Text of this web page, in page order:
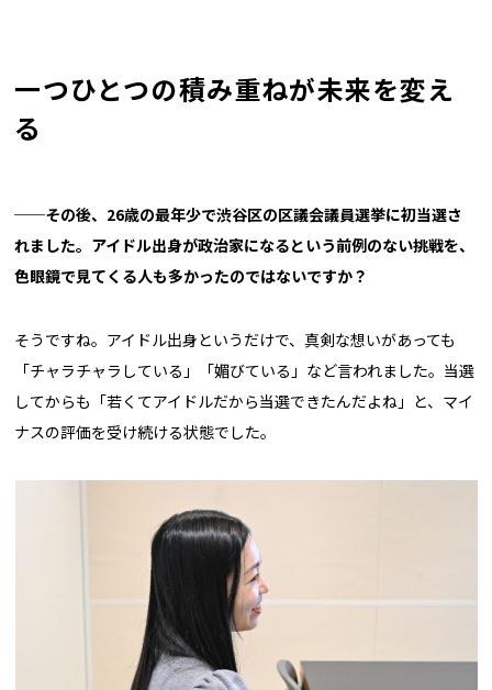
一つひとつの積み重ねが未来を変え
る
──その後、26歳の最年少で渋谷区の区議会議員選挙に初当選さ
れました。アイドル出身が政治家になるという前例のない挑戦を、
色眼鏡で見てくる人も多かったのではないですか？
そうですね。アイドル出身というだけで、真剣な想いがあっても
「チャラチャラしている」「媚びている」など言われました。当選
してからも「若くてアイドルだから当選できたんだよね」と、マイ
ナスの評価を受け続ける状態でした。